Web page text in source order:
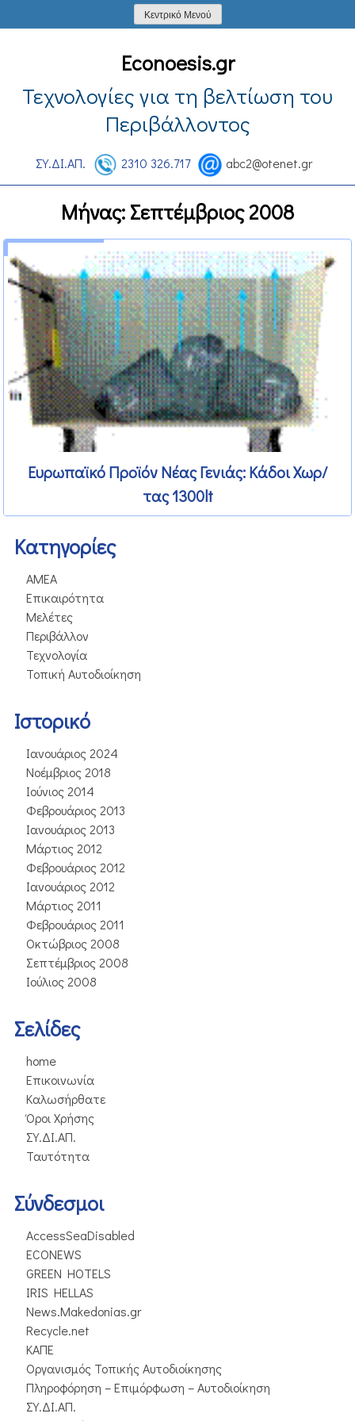
to
Κεντρικό Μενού
Econoesis.gr
Τεχνολογίες για τη βελτίωση του
Περιβάλλοντος
ΣΥ.ΔΙ.ΑΠ. 2310 326.717 abc2@otenet.gr
Μήνας: Σεπτέμβριος 2008
Ευρωπαϊκό Προϊόν Νέας Γενιάς: Κάδοι Χωρ/
τας 1300lt
11 Σεπτεμβρίου 2008
Kατηγορίες
ΑΜΕΑ
Επικαιρότητα
Μελέτες
Περιβάλλον
Τεχνολογία
Τοπική Αυτοδιοίκηση
Ιστορικό
Ιανουάριος 2024
Νοέμβριος 2018
Ιούνιος 2014
Φεβρουάριος 2013
Ιανουάριος 2013
Μάρτιος 2012
Φεβρουάριος 2012
Ιανουάριος 2012
Μάρτιος 2011
Φεβρουάριος 2011
Οκτώβριος 2008
Σεπτέμβριος 2008
Ιούλιος 2008
Σελίδες
home
Επικοινωνία
Καλωσήρθατε
Όροι Χρήσης
ΣΥ.ΔΙ.ΑΠ.
Ταυτότητα
Σύνδεσμοι
AccessSeaDisabled
ECONEWS
GREEN HOTELS
IRIS HELLAS
News.Makedonias.gr
Recycle.net
ΚΑΠΕ
Οργανισμός Τοπικής Αυτοδιοίκησης
Πληροφόρηση – Επιμόρφωση – Αυτοδιοίκηση
ΣΥ.ΔΙ.ΑΠ.